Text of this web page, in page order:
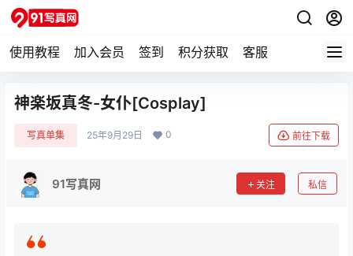
使用教程 加入会员 签到 积分获取 客服
神楽坂真冬-女仆[Cosplay]
写真单集 25年9月29日 0 前往下载
91写真网 关注 私信